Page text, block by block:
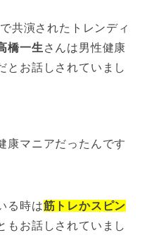
で共演されたトレンディ
橋一生 さんは男性健康
とお話しされていまし
康マニアだったんです
る時は筋トレかスピン
もお話しされていまし